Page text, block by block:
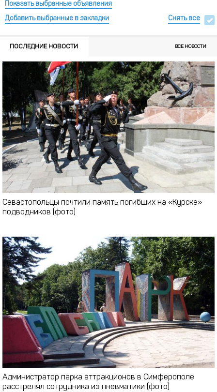
Показать выбранные объявления
Добавить выбранные в закладки
Снять все
Севастопольцы почтили память погибших на «Курске»
подводников (фото)
Администратор парка аттракционов в Симферополе
расстрелял сотрудника из пневматики (фото)
ПОСЛЕДНИЕ НОВОСТИ ВСЕ НОВОСТИ